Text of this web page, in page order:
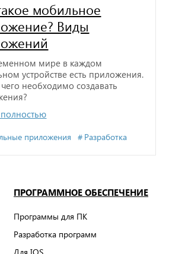
мобильное
Виды
мире в каждом
устройстве есть приложения.
необходимо создавать
приложения Разработка
ПРОГРАММНОЕ ОБЕСПЕЧЕНИЕ
Программы для ПК
Разработка программ